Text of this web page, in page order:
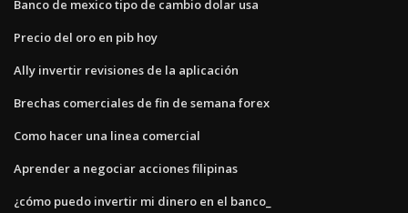
Banco de mexico tipo de cambio dolar usa
Precio del oro en pib hoy
Ally invertir revisiones de la aplicación
Brechas comerciales de fin de semana forex
Como hacer una linea comercial
Aprender a negociar acciones filipinas
¿cómo puedo invertir mi dinero en el banco_